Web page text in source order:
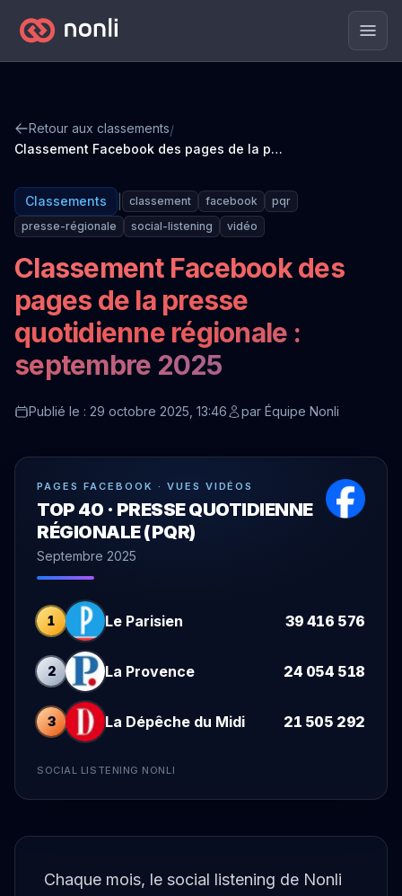
Retour aux classements/
Classement Facebook des pages de la presse quotidienne régionale : septembre 2025
Classements classement facebook
pqr
presse-régionale
social-listening vidéo
Classement Facebook des
pages de la presse
quotidienne régionale :
septembre 2025
Publié le : 29 octobre 2025, 13:46 par Équipe Nonli
PAGES FACEBOOK · VUES VIDÉOS
TOP 40 · PRESSE QUOTIDIENNE
RÉGIONALE (PQR)
Septembre 2025
1 Le Parisien 39 416 576
2 La Provence 24 054 518
3 La Dépêche du Midi 21 505 292
SOCIAL LISTENING NONLI
Chaque mois, le social listening de Nonli